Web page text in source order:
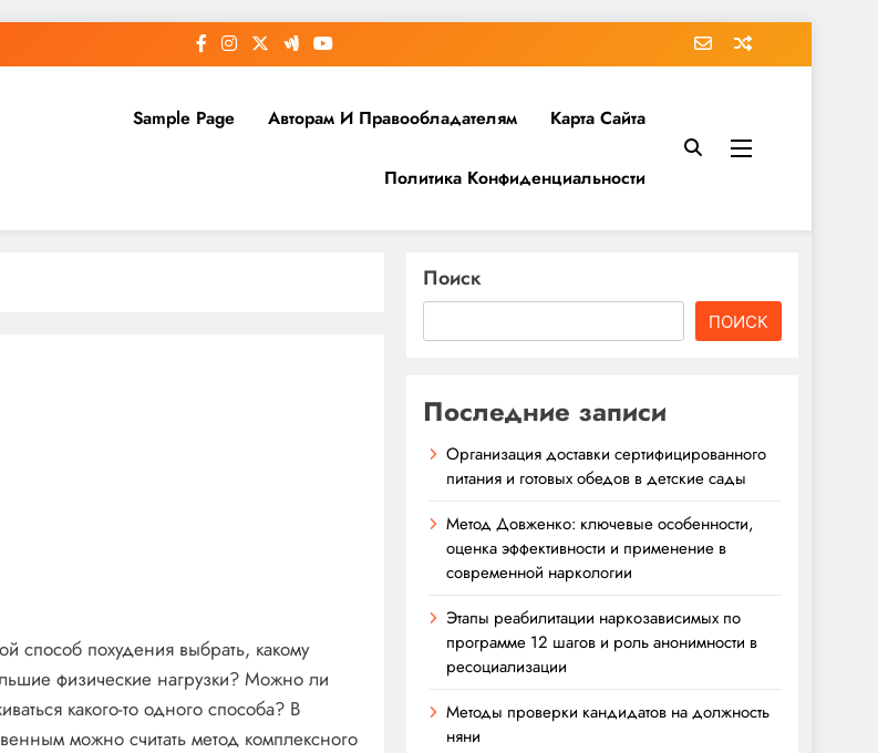
Sample Page Авторам И Правообладателям Карта Сайта
Политика Конфиденциальности
способ похудения выбрать, какому
физические нагрузки? Можно ли
какого-то одного способа? В
можно считать метод комплексного
Поиск
ПОИСК
Последние записи
Организация доставки сертифицированного
питания и готовых обедов в детские сады
Метод Довженко: ключевые особенности,
оценка эффективности и применение в
современной наркологии
Этапы реабилитации наркозависимых по
программе 12 шагов и роль анонимности в
ресоциализации
Методы проверки кандидатов на должность
няни